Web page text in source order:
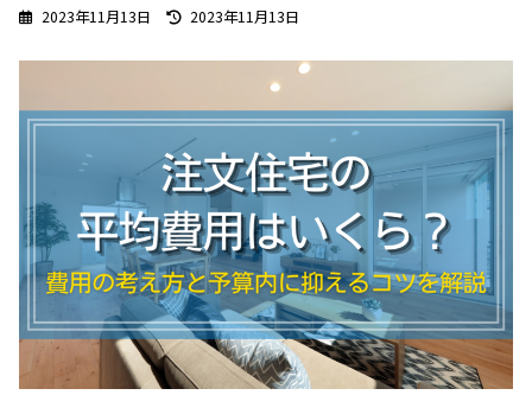
2023年11月13日
最
更
時
:
2023年11月13日